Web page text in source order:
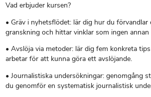
Vad erbjuder kursen?
• Gräv i nyhetsflödet: lär dig hur du förvandlar
granskning och hittar vinklar som ingen
• Avslöja via metoder: lär dig fem konkreta
arbetar för att kunna göra ett avslöjande.
• Journalistiska undersökningar: genomgång
du genomför en systematisk journalistisk